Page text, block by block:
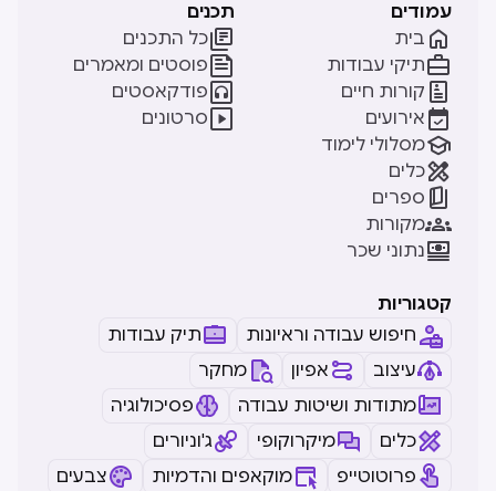
עמודים
בית 
תיקי עבודות
קורות חיים 
אירועים 
מסלולי לימוד
כלים
ספרים 
מקורות
נתוני שכר
תכנים
כל התכנים
פוסטים ומאמרים
פודקאסטים
סרטונים
קטגוריות
חיפוש עבודה וראיונות
תיק עבודות
עיצוב
אפיון
מחקר
מתודות ושיטות עבודה
פסיכולוגיה
כלים
מיקרוקופי
ג'וניורים
פרוטוטייפ
מוקאפים והדמיות צבעים